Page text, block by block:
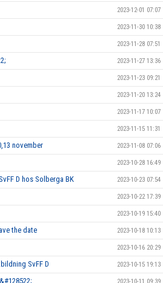
2023-12-01 07:07
2023-11-30 10:38
2023-11-28 07:51
2023-11-27 13:36
2023-11-23 09:21
2023-11-20 13:24
2023-11-17 10:07
2023-11-15 11:31
november 2023-11-08 07:06
2023-10-28 16:49
D hos Solberga BK 2023-10-23 07:54
2023-10-22 17:39
2023-10-19 15:40
the date 2023-10-18 10:13
2023-10-16 20:29
SvFF D 2023-10-15 19:13